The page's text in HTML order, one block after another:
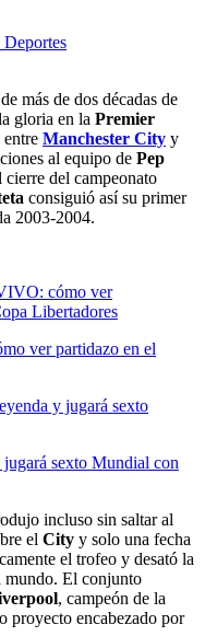
más de dos décadas de
gloria en la Premier
entre Manchester City y
al equipo de Pep
cierre del campeonato
consiguió así su primer
2003-2004.
ver partidazo en el
sexto Mundial con
incluso sin saltar al
el City y solo una fecha
el trofeo y desató la
mundo. El conjunto
, campeón de la
proyecto encabezado por